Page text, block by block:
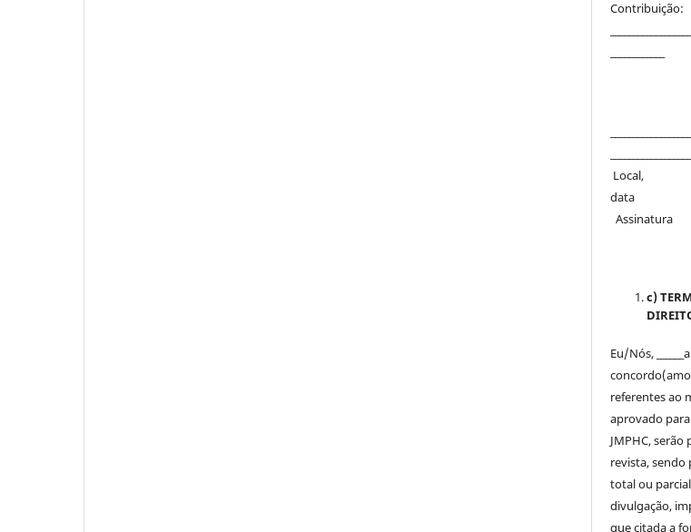
Contribuição:
Local,
Assinatura
c)
Eu/Nós,
referentes ao
aprovado
JMPHC,
revista, sendo
total ou
divulgação,
que citada a